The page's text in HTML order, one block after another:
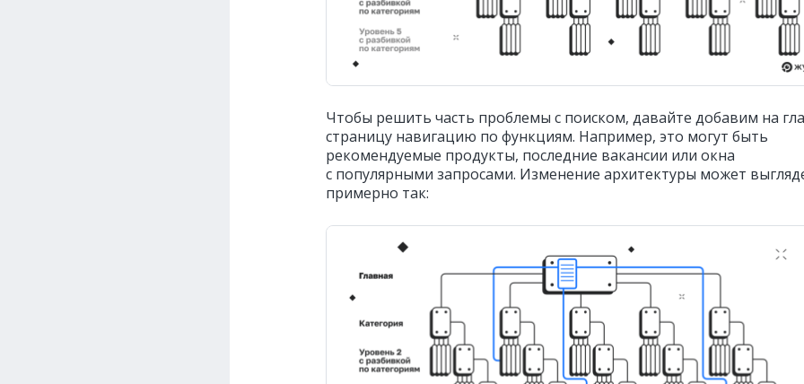
Чтобы решить часть проблемы с поиском, давайте добавим на
страницу навигацию по функциям. Например, это могут быть
рекомендуемые продукты, последние вакансии или окна
с популярными запросами. Изменение архитектуры может
примерно так: